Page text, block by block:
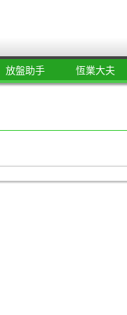
放盤助手 恆業大夫